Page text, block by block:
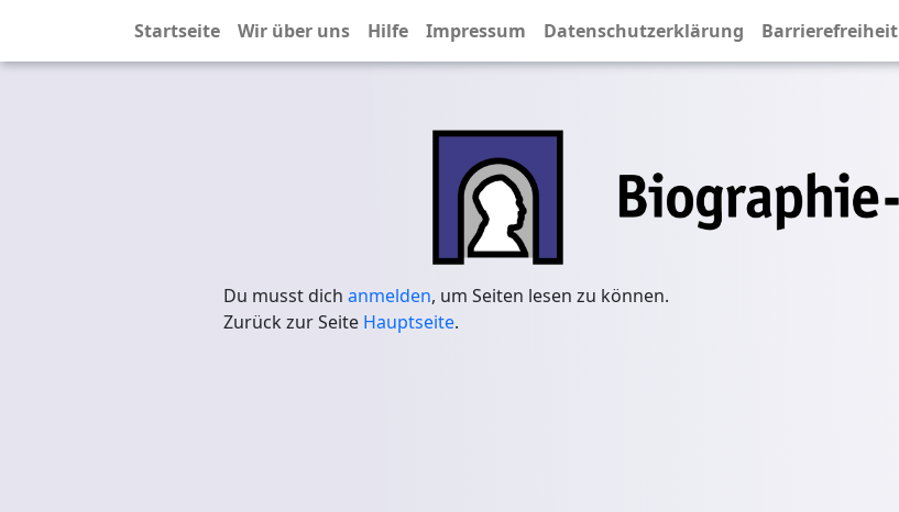
Startseite Wir über uns Hilfe Impressum Datenschutzerklärung Barrierefreiheit
Du musst dich anmelden, um Seiten lesen zu können.
Zurück zur Seite Hauptseite.